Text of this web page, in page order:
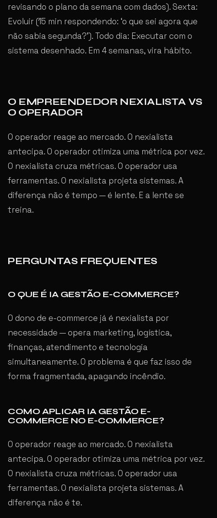
revisando o plano da semana com dados). Sexta:
Evoluir (15 min respondendo: ‘o que sei agora que
não sabia segunda?’). Todo dia: Executar com o
sistema desenhado. Em 4 semanas, vira hábito.
O EMPREENDEDOR NEXIALISTA VS
O OPERADOR
O operador reage ao mercado. O nexialista
antecipa. O operador otimiza uma métrica por vez.
O nexialista cruza métricas. O operador usa
ferramentas. O nexialista projeta sistemas. A
diferença não é tempo — é lente. E a lente se
treina.
PERGUNTAS FREQUENTES
O QUE É IA GESTÃO E-COMMERCE?
O dono de e-commerce já é nexialista por
necessidade — opera marketing, logística,
finanças, atendimento e tecnologia
simultaneamente. O problema é que faz isso de
forma fragmentada, apagando incêndio.
COMO APLICAR IA GESTÃO E-
COMMERCE NO E-COMMERCE?
O operador reage ao mercado. O nexialista
antecipa. O operador otimiza uma métrica por vez.
O nexialista cruza métricas. O operador usa
ferramentas. O nexialista projeta sistemas. A
diferença não é te.